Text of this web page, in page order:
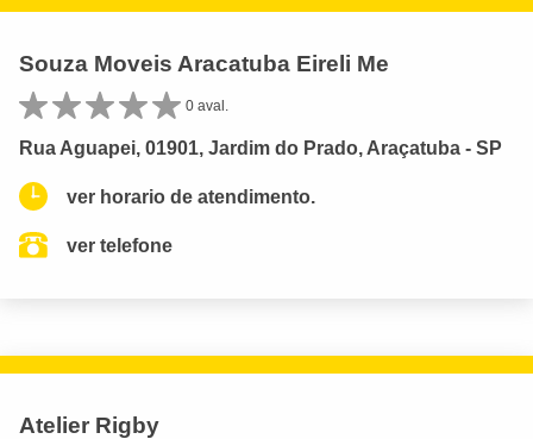
Souza Moveis Aracatuba Eireli Me
0 aval.
Rua Aguapei, 01901, Jardim do Prado, Araçatuba - SP
ver horario de atendimento.
ver telefone
Atelier Rigby